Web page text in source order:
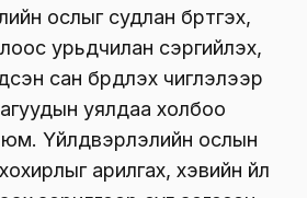
ослыг судлан бүртгэх,
урьдчилан сэргийлэх,
сан бүрдүүлэх чиглэлээр
уялдаа холбоо
юм. Үйлдвэрлэлийн ослын
арилгах, хэвийн үйл